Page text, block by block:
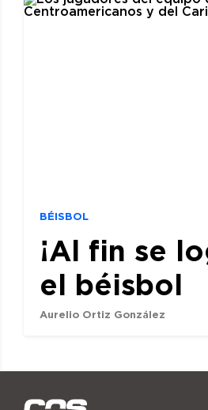
BÉISBOL
¡Al fin se
el béisbol
Aurelio Ortiz González